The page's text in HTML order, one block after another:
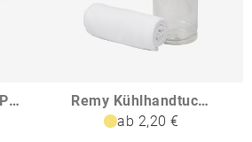
CoolDown GRS RPET Sporthandtuch
Remy Kühlhandtuch in PET-Behälter
ab 2,20 €